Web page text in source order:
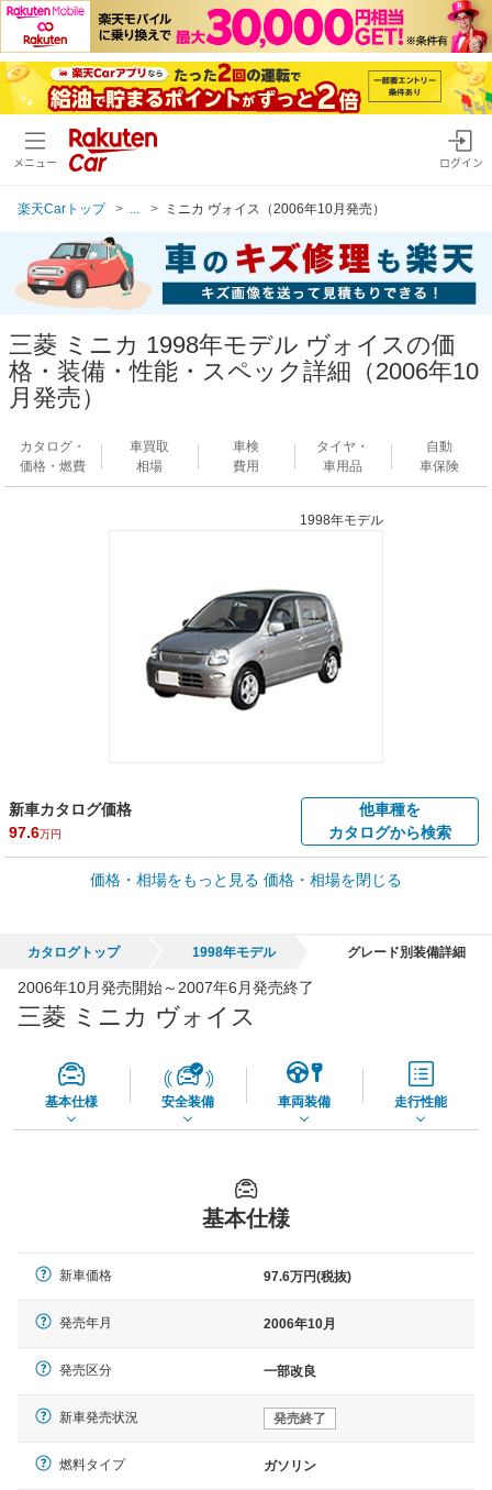
メニュー ログイン
楽天Carトップ ミニカ ヴォイス（2006年10月発売）
三菱 ミニカ 1998年モデル ヴォイスの価
格・装備・性能・スペック詳細（2006年10
月発売）
カタログ・
価格・燃費
車買取
相場
車検
費用
タイヤ・
車用品
自動
車保険
1998年モデル
新車カタログ価格
97.6万円
他車種を
カタログから検索
車買取価格 *
車買取相場
45,550円
*当該価格は車種別の価格となります。
価格・相場をもっと見る 価格・相場を閉じる
カタログトップ 1998年モデル グレード別装備詳細
2006年10月発売開始～2007年6月発売終了
三菱 ミニカ ヴォイス
基本仕様 安全装備 車両装備 走行性能
基本仕様
新車価格 97.6万円(税抜)
発売年月 2006年10月
発売区分 一部改良
新車発売状況 発売終了
燃料タイプ ガソリン